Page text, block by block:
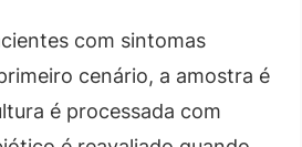
com sintomas
cenário, a amostra é
é processada com